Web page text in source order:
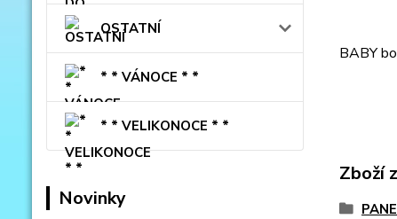
OSTATNÍ
* * VÁNOCE * *
* * VELIKONOCE * *
Novinky
BABY
Zboží